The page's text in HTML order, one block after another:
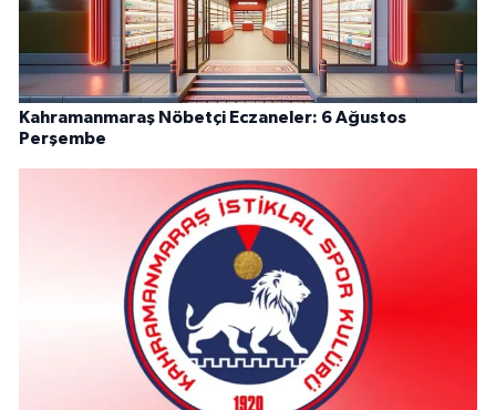
Kahramanmaraş Nöbetçi Eczaneler: 6 Ağustos
Perşembe